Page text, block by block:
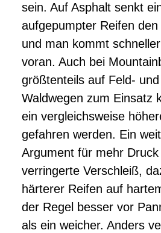
sein. Auf Asphalt senkt
aufgepumpter Reifen den
und man kommt
voran. Auch bei
größtenteils auf Feld- und
Waldwegen zum Einsatz
ein vergleichsweise
gefahren werden. Ein
Argument für mehr
verringerte Verschleiß,
härterer Reifen auf
der Regel besser vor
als ein weicher. Anders